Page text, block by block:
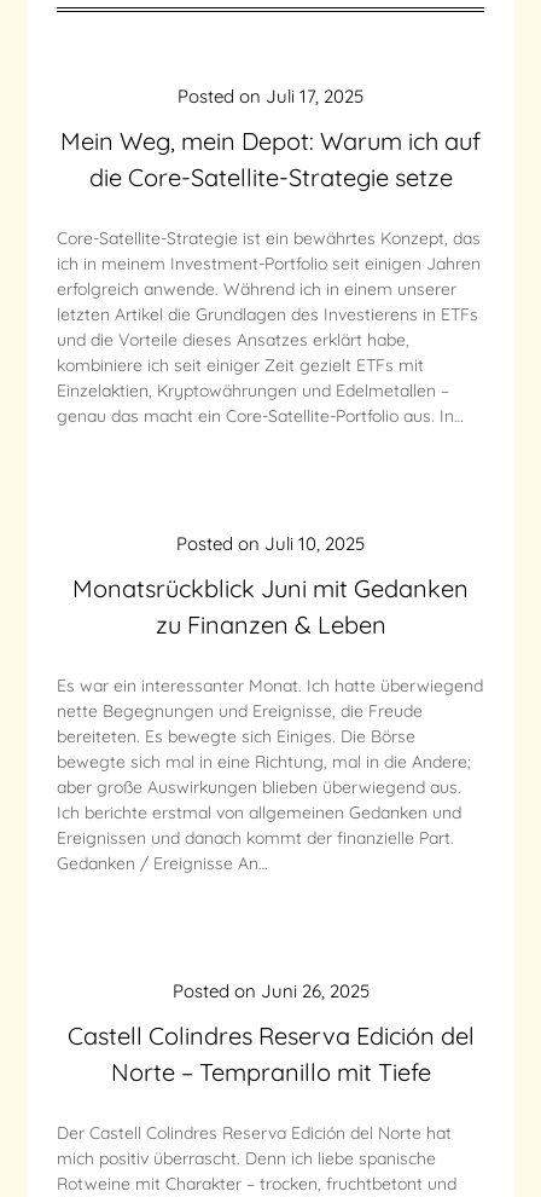
Mein Weg, mein Depot: Warum ich auf
die Core-Satellite-Strategie setze
Posted on Juli 17, 2025
Core-Satellite-Strategie ist ein bewährtes Konzept, das
ich in meinem Investment-Portfolio seit einigen Jahren
erfolgreich anwende. Während ich in einem unserer
letzten Artikel die Grundlagen des Investierens in ETFs
und die Vorteile dieses Ansatzes erklärt habe,
kombiniere ich seit einiger Zeit gezielt ETFs mit
Einzelaktien, Kryptowährungen und Edelmetallen –
genau das macht ein Core-Satellite-Portfolio aus. In…
Monatsrückblick Juni mit Gedanken
zu Finanzen & Leben
Posted on Juli 10, 2025
Es war ein interessanter Monat. Ich hatte überwiegend
nette Begegnungen und Ereignisse, die Freude
bereiteten. Es bewegte sich Einiges. Die Börse
bewegte sich mal in eine Richtung, mal in die Andere;
aber große Auswirkungen blieben überwiegend aus.
Ich berichte erstmal von allgemeinen Gedanken und
Ereignissen und danach kommt der finanzielle Part.
Gedanken / Ereignisse An…
Castell Colindres Reserva Edición del
Norte – Tempranillo mit Tiefe
Posted on Juni 26, 2025
Der Castell Colindres Reserva Edición del Norte hat
mich positiv überrascht. Denn ich liebe spanische
Rotweine mit Charakter – trocken, fruchtbetont und